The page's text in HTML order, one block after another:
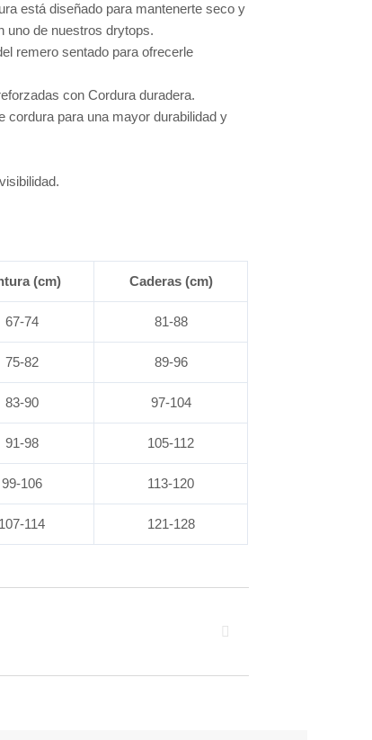
está diseñado para mantenerte seco y
uno de nuestros drytops.
remero sentado para ofrecerle
con Cordura duradera.
cordura para una mayor durabilidad y
(cm) Caderas (cm)
67-74 81-88
75-82 89-96
83-90 97-104
91-98 105-112
99-106 113-120
107-114 121-128